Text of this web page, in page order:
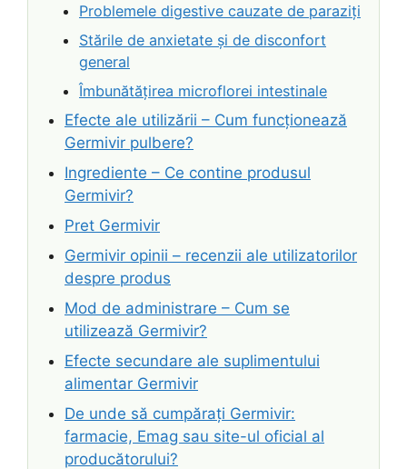
Problemele digestive cauzate de paraziți
Stările de anxietate și de disconfort
general
Îmbunătățirea microflorei intestinale
Efecte ale utilizării – Cum funcționează
Germivir pulbere?
Ingrediente – Ce contine produsul
Germivir?
Pret Germivir
Germivir opinii – recenzii ale utilizatorilor
despre produs
Mod de administrare – Cum se
utilizează Germivir?
Efecte secundare ale suplimentului
alimentar Germivir
De unde să cumpărați Germivir:
farmacie, Emag sau site-ul oficial al
producătorului?